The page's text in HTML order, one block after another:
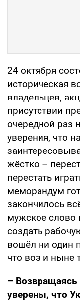
24 октября
историческая
владельцев,
присутствии
очередной раз
уверения, что
жёстко –
перестать
меморандум
закончилось
мужское слово
создать
вошёл ни один
что воз и ныне
– Возвращаясь
уверены, что